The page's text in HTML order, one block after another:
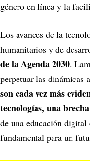
género en línea y la
Los avances de la
humanitarios y de
de la Agenda 2030.
perpetuar las dinámicas
son cada vez más
tecnologías, una
de una educación
fundamental para un